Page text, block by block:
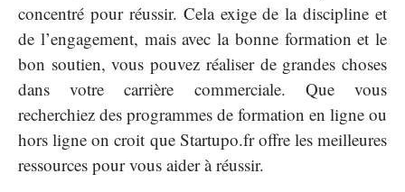
concentré pour réussir. Cela exige de la discipline et
de l’engagement, mais avec la bonne formation et le
bon soutien, vous pouvez réaliser de grandes choses
dans votre carrière commerciale. Que vous
recherchiez des programmes de formation en ligne ou
hors ligne on croit que Startupo.fr offre les meilleures
ressources pour vous aider à réussir.